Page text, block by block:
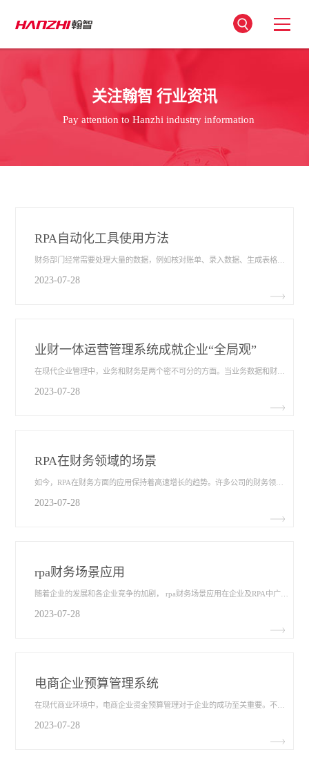
关注翰智 行业资讯
Pay attention to Hanzhi industry information
RPA自动化工具使用方法
财务部门经常需要处理大量的数据，例如核对账单、录入数据、生成表格等。这些任务通常需要大量的时间和精力。然而人是会疲惫的，容易因为疲劳导致出现错误的数据和报表。在数字化时代，财务部门需要适应并采用新的技术工具，以提高工作效率和准确性。以下是针对RPA自动化工具使用方法​的介绍。
2023-07-28
业财一体运营管理系统成就企业“全局观”
在现代企业管理中，业务和财务是两个密不可分的方面。当业务数据和财务数据不能自动产生联动时，就会造成信息孤岛现象，导致企业内部信息传递效率低下、业务决策缺乏依据等问题。为了提高企业的运营效率和管理水平，业财一体运营管理系统​应运而生。接下来，我们将以翰智集团财务中台解决方案为例，简单的说明业财一体运营管理系统是如何成就企业的“全局观”。
2023-07-28
RPA在财务领域的场景
如今，RPA在财务方面的应用​保持着高速增长的趋势。许多公司的财务领域通过 RPA找到了降本增效的新方法。虽说RPA并非是为了解决财务方面的问题而开发出来的，但现实中的财务工作却成为了RPA发挥作用的一个很好的例子。下面将来介绍RPA在财务领域中的几个典型应用场景。
2023-07-28
rpa财务场景应用
随着企业的发展和各企业竞争的加剧， rpa财务场景应用​在企业及RPA中广泛应用。在诸多rpa财务场景应用中寻找，希望能找到合适的财务场景应用。放眼望去，天马行空，随着应用越来越多，rpa财务场景应用的优势也由此展现出来。
2023-07-28
电商企业预算管理系统
在现代商业环境中，电商企业资金预算管理​对于企业的成功至关重要。不仅在各企业竞争中脱颖而出，而且能有效地管理和控制公司的资金流动。许多企业已经采用了人火开预算管理系统的作用及优势，以帮助企业更好地理解和利用这一工具。电商企业又有何作用呢？
2023-07-28